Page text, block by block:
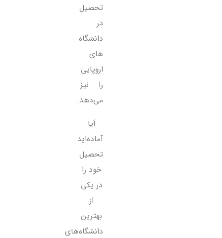
تحصیل
در
دانشگاه
های
اروپایی
را نیز
می‌دهد.
آیا
آماده‌اید
تحصیل
خود را
در یکی
از
بهترین
دانشگاه‌‌های